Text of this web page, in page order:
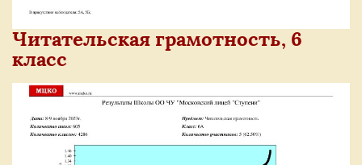
Читательская грамотность, 6
класс